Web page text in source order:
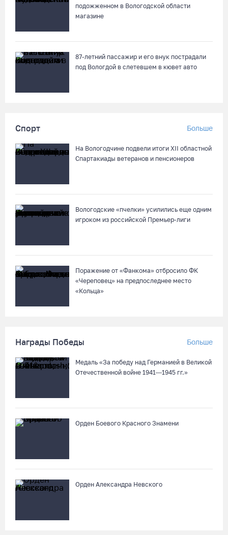
подожженном в Вологодской области
магазине
87-летний пассажир и его внук пострадали
под Вологдой в слетевшем в кювет авто
Спорт Больше
На Вологодчине подвели итоги XII областной
Спартакиады ветеранов и пенсионеров
Вологодские «пчелки» усилились еще одним
игроком из российской Премьер-лиги
Поражение от «Фанкома» отбросило ФК
«Череповец» на предпоследнее место
«Кольца»
Награды Победы Больше
Медаль «За победу над Германией в Великой
Отечественной войне 1941—1945 гг.»
Орден Боевого Красного Знамени
Орден Александра Невского